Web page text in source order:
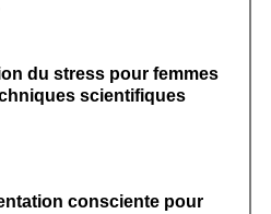
du stress pour femmes
scientifiques
consciente pour